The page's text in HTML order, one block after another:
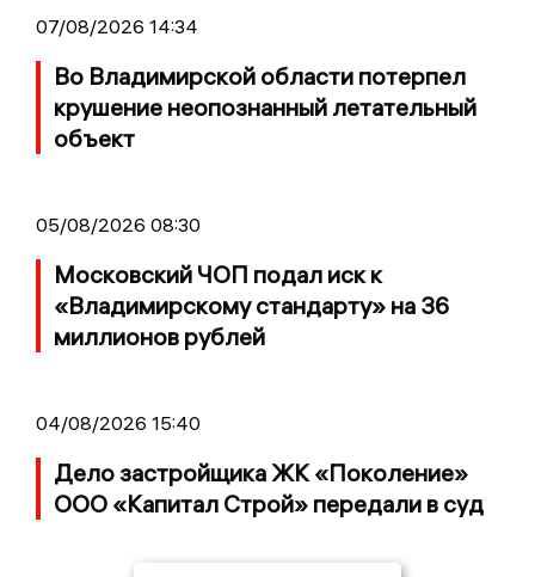
07/08/2026 14:34
Во Владимирской области потерпел
крушение неопознанный летательный
объект
05/08/2026 08:30
Московский ЧОП подал иск к
«Владимирскому стандарту» на 36
миллионов рублей
04/08/2026 15:40
Дело застройщика ЖК «Поколение»
ООО «Капитал Строй» передали в суд